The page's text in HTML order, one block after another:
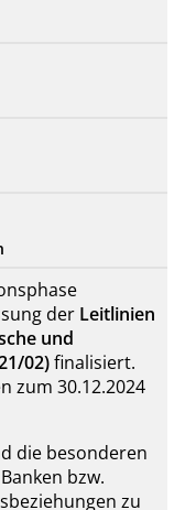
der Leitlinien
und
02)finalisiert.
zum 30.12.2024
die besonderen
bzw.
zu